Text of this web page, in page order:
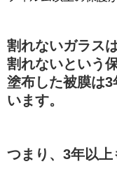
割れないガラス
割れないという
塗布した被膜は
います。
つまり、3年以上